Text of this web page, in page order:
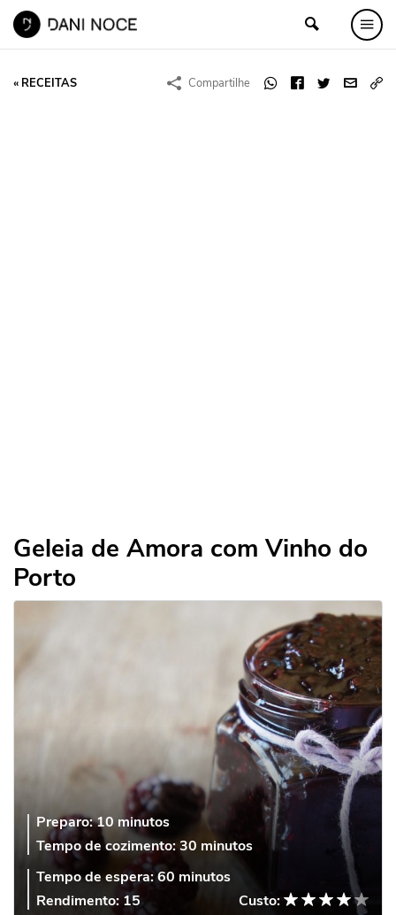
« RECEITAS Compartilhe
Geleia de Amora com Vinho do
Porto
Preparo:10 minutos
Tempo de cozimento:30 minutos
Tempo de espera:60 minutos
Rendimento: 15
Custo: